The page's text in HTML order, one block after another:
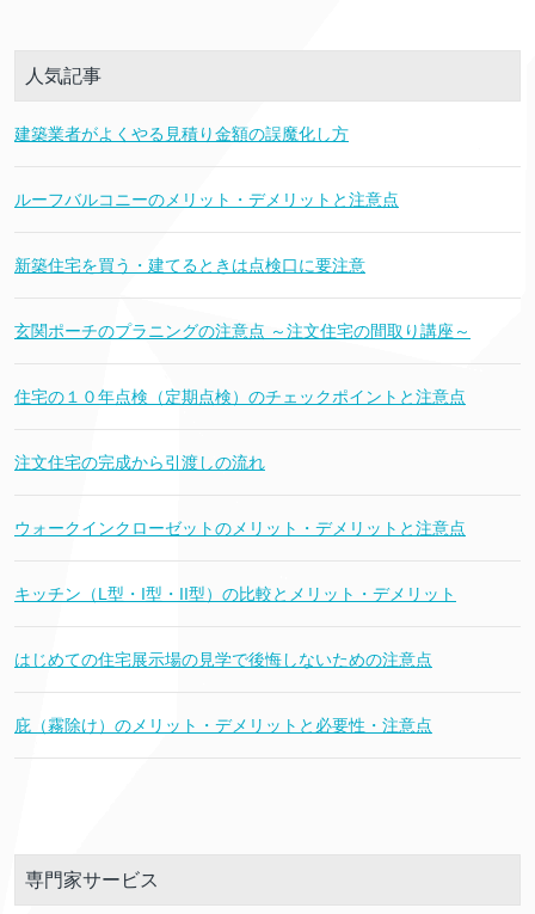
人気記事
建築業者がよくやる見積り金額の誤魔化し方
ルーフバルコニーのメリット・デメリットと注意点
新築住宅を買う・建てるときは点検口に要注意
玄関ポーチのプラニングの注意点 ～注文住宅の間取り講座～
住宅の１０年点検（定期点検）のチェックポイントと注意点
注文住宅の完成から引渡しの流れ
ウォークインクローゼットのメリット・デメリットと注意点
キッチン（L型・I型・II型）の比較とメリット・デメリット
はじめての住宅展示場の見学で後悔しないための注意点
庇（霧除け）のメリット・デメリットと必要性・注意点
専門家サービス